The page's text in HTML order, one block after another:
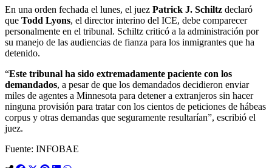
En una orden fechada el lunes, el juez Patrick J. Schiltz declaró
que Todd Lyons, el director interino del ICE, debe comparecer
personalmente en el tribunal. Schiltz criticó a la administración por
su manejo de las audiencias de fianza para los inmigrantes que ha
detenido.
“Este tribunal ha sido extremadamente paciente con los
demandados, a pesar de que los demandados decidieron enviar
miles de agentes a Minnesota para detener a extranjeros sin hacer
ninguna provisión para tratar con los cientos de peticiones de hábeas
corpus y otras demandas que seguramente resultarían”, escribió el
juez.
Fuente: INFOBAE